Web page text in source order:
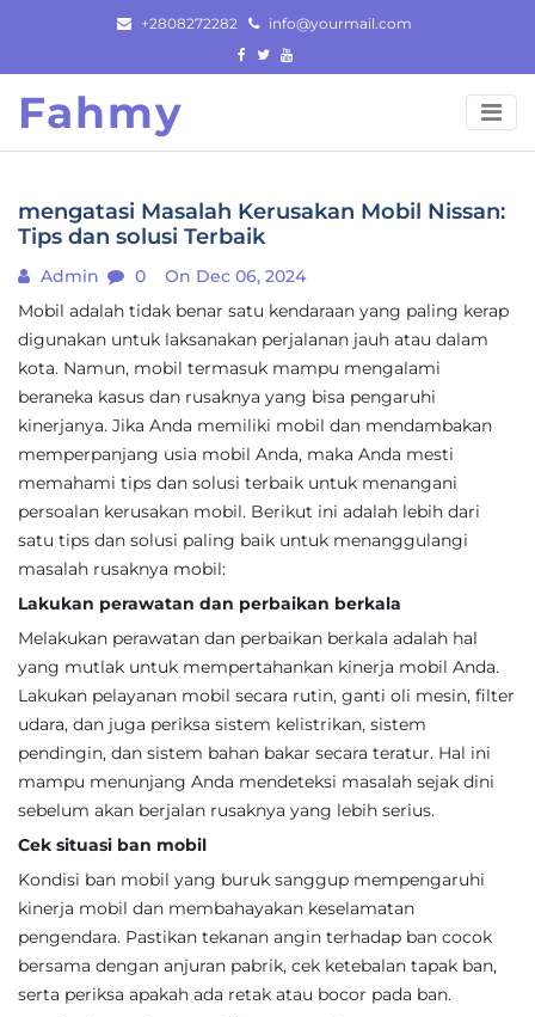
content
+2808272282 info@yourmail.com
Fahmy
mengatasi Masalah Kerusakan Mobil Nissan:
Tips dan solusi Terbaik
Admin 0
On Dec 06, 2024
Mobil adalah tidak benar satu kendaraan yang paling kerap
digunakan untuk laksanakan perjalanan jauh atau dalam
kota. Namun, mobil termasuk mampu mengalami
beraneka kasus dan rusaknya yang bisa pengaruhi
kinerjanya. Jika Anda memiliki mobil dan mendambakan
memperpanjang usia mobil Anda, maka Anda mesti
memahami tips dan solusi terbaik untuk menangani
persoalan kerusakan mobil. Berikut ini adalah lebih dari
satu tips dan solusi paling baik untuk menanggulangi
masalah rusaknya mobil:
Lakukan perawatan dan perbaikan berkala
Melakukan perawatan dan perbaikan berkala adalah hal
yang mutlak untuk mempertahankan kinerja mobil Anda.
Lakukan pelayanan mobil secara rutin, ganti oli mesin, filter
udara, dan juga periksa sistem kelistrikan, sistem
pendingin, dan sistem bahan bakar secara teratur. Hal ini
mampu menunjang Anda mendeteksi masalah sejak dini
sebelum akan berjalan rusaknya yang lebih serius.
Cek situasi ban mobil
Kondisi ban mobil yang buruk sanggup mempengaruhi
kinerja mobil dan membahayakan keselamatan
pengendara. Pastikan tekanan angin terhadap ban cocok
bersama dengan anjuran pabrik, cek ketebalan tapak ban,
serta periksa apakah ada retak atau bocor pada ban.